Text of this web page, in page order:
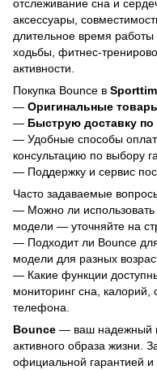
отслеживание сна и
аксессуары,
длительное время
ходьбы, фитнес-
активности.
Покупка Bounce в
— Оригинальные
— Быструю доставку по
— Удобные способы
консультацию по выбору
— Поддержку и сервис
Часто задаваемые
— Можно ли использовать
модели — уточняйте на
— Подходит ли Bounce
модели для разных
— Какие функции
мониторинг сна, калорий,
телефона.
Bounce — ваш надежный
активного образа жизни.
официальной гарантией и